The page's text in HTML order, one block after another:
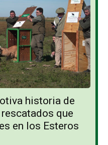
historia de
que
en los Esteros